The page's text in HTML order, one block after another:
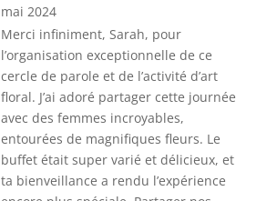
mai 2024
Merci infiniment, Sarah, pour
l’organisation exceptionnelle de ce
cercle de parole et de l’activité d’art
floral. J’ai adoré partager cette journée
avec des femmes incroyables,
entourées de magnifiques fleurs. Le
buffet était super varié et délicieux, et
ta bienveillance a rendu l’expérience